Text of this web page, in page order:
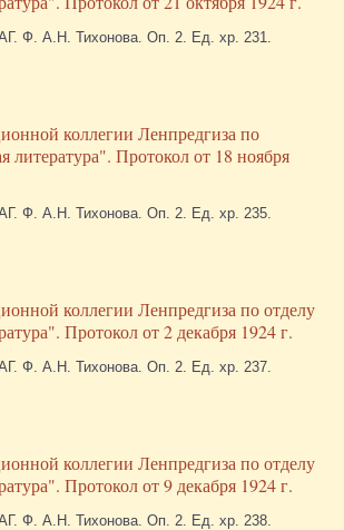
Ф. А.Н. Тихонова. Оп. 2. Ед. хр. 231.
коллегии Ленпредгиза по
литература". Протокол от 18 ноября
Ф. А.Н. Тихонова. Оп. 2. Ед. хр. 235.
коллегии Ленпредгиза по отделу
Протокол от 2 декабря 1924 г.
Ф. А.Н. Тихонова. Оп. 2. Ед. хр. 237.
коллегии Ленпредгиза по отделу
Протокол от 9 декабря 1924 г.
Ф. А.Н. Тихонова. Оп. 2. Ед. хр. 238.